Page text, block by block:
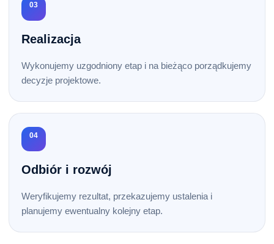
03
Realizacja
Wykonujemy uzgodniony etap i na bieżąco porządkujemy
decyzje projektowe.
04
Odbiór i rozwój
Weryfikujemy rezultat, przekazujemy ustalenia i
planujemy ewentualny kolejny etap.